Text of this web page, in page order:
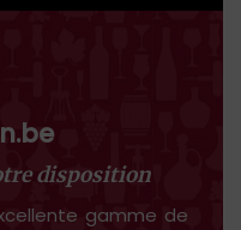
disposition
gamme de